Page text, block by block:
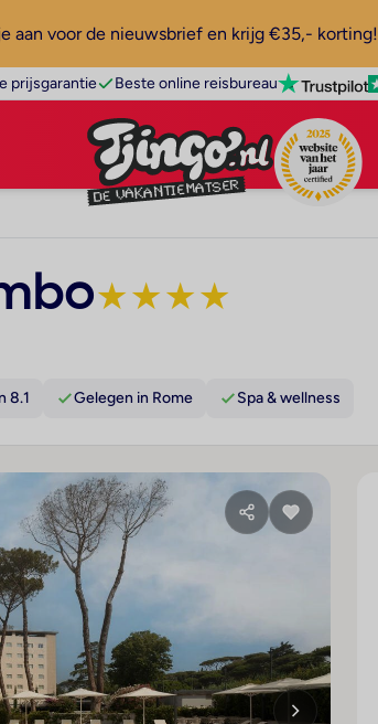
aan voor de nieuwsbrief en krijg €35,- korting!
prijsgarantie Beste online reisbureau
★★★★
8.1 Gelegen in Rome Spa & wellness